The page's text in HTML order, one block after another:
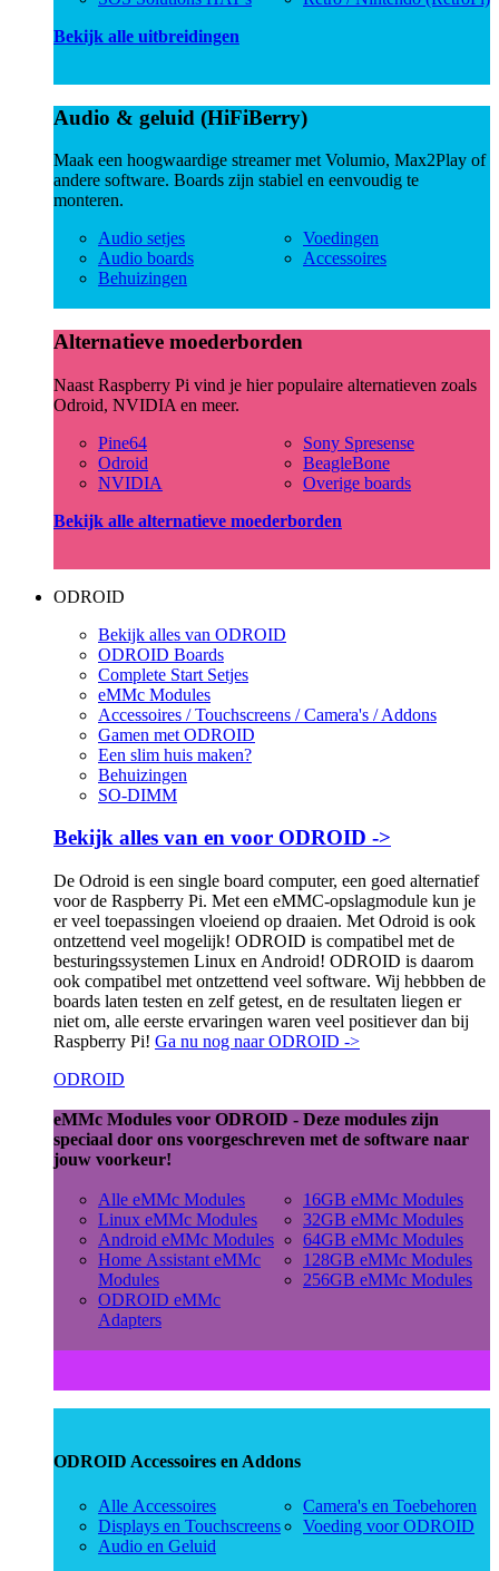
Bekijk alle uitbreidingen
Audio & geluid (HiFiBerry)
Maak een hoogwaardige streamer met Volumio, Max2Play of
andere software. Boards zijn stabiel en eenvoudig te
monteren.
Audio setjes
Audio boards
Behuizingen
Voedingen
Accessoires
Alternatieve moederborden
Naast Raspberry Pi vind je hier populaire alternatieven zoals
Odroid, NVIDIA en meer.
Pine64
Odroid
NVIDIA
Sony Spresense
BeagleBone
Overige boards
Bekijk alle alternatieve moederborden
ODROID
Bekijk alles van ODROID
ODROID Boards
Complete Start Setjes
eMMc Modules
Accessoires / Touchscreens / Camera's / Addons
Gamen met ODROID
Een slim huis maken?
Behuizingen
SO-DIMM
Bekijk alles van en voor ODROID ->
De Odroid is een single board computer, een goed alternatief
voor de Raspberry Pi. Met een eMMC-opslagmodule kun je
er veel toepassingen vloeiend op draaien. Met Odroid is ook
ontzettend veel mogelijk! ODROID is compatibel met de
besturingssystemen Linux en Android! ODROID is daarom
ook compatibel met ontzettend veel software. Wij hebbben de
boards laten testen en zelf getest, en de resultaten liegen er
niet om, alle eerste ervaringen waren veel positiever dan bij
Raspberry Pi! Ga nu nog naar ODROID ->
ODROID
eMMc Modules voor ODROID - Deze modules zijn
speciaal door ons voorgeschreven met de software naar
jouw voorkeur!
Alle eMMc Modules
Linux eMMc Modules
Android eMMc Modules
Home Assistant eMMc
Modules
ODROID eMMc
Adapters
16GB eMMc Modules
32GB eMMc Modules
64GB eMMc Modules
128GB eMMc Modules
256GB eMMc Modules
ODROID Accessoires en Addons
Alle Accessoires
Displays en Touchscreens
Audio en Geluid
Camera's en Toebehoren
Voeding voor ODROID